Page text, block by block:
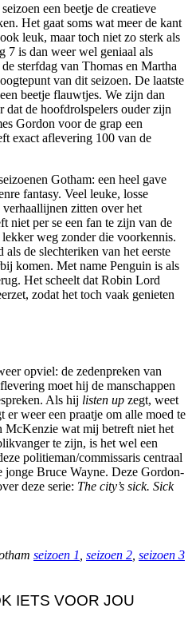
een beetje de creatieve
Het gaat soms wat meer de kant
leuk, maar toch niet zo sterk als
7 is dan weer wel geniaal als
sterfdag van Thomas en Martha
van dit seizoen. De laatste
beetje flauwtjes. We zijn dan
dat de hoofdrolspelers ouder zijn
Gordon voor de grap een
exact aflevering 100 van de
Gotham: een heel gave
fantasy. Veel leuke, losse
zitten over het
niet per se een fan te zijn van de
weg zonder die voorkennis.
de slechteriken van het eerste
komen. Met name Penguin is als
Het scheelt dat Robin Lord
zodat het toch vaak genieten
opviel: de zedenpreken van
moet hij de manschappen
Als hij listen up zegt, weet
weer een praatje om alle moed te
McKenzie wat mij betreft niet het
te zijn, is het wel een
politieman/commissaris centraal
jonge Bruce Wayne. Deze Gordon-
deze serie: The city’s sick. Sick
seizoen 1 seizoen 2 seizoen 3
IETS VOOR JOU